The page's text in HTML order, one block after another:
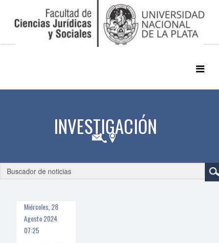
Miércoles, 28
Agosto 2024
07:25